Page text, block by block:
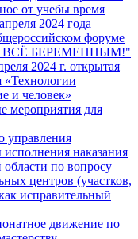
от учебы время
2024 года
форуме
ВСЁ БЕРЕМЕННЫМ!"
2024 г. открытая
«Технологии
и человек»
мероприятия для
управления
наказания
по вопросу
центров (участков,
исправительный
движение по